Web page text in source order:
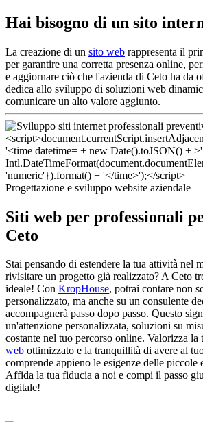
Hai bisogno di un sito
La creazione di un sito web rappresenta il
per garantire una corretta presenza online,
e aggiornare ciò che l'azienda di Ceto ha da
dedica allo sviluppo di soluzioni web
comunicare un alto valore aggiunto.
Progettazione e sviluppo website aziendale
Siti web per professionali
Ceto
Stai pensando di estendere la tua attività nel
rivisitare un progetto già realizzato? A Ceto
ideale! Con KropHouse, potrai contare non
personalizzato, ma anche su un consulente
accompagnerà passo dopo passo. Questo
un'attenzione personalizzata, soluzioni su
costante nel tuo percorso online. Valorizza la
web ottimizzato e la tranquillità di avere al
comprende appieno le esigenze delle piccole
Affida la tua fiducia a noi e compi il passo
digitale!